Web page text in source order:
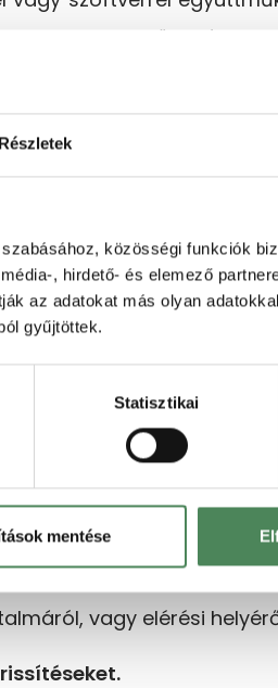
Részletek
közösségi funkciók
, hirdető- és elemező
az adatokat más olyan
gyűjtöttek.
Statisztikai
mentése
együttműködésnek
vagy hardverrel
bármely célra,
és amelyet a
kérdez utána a
szintén köti a
valamennyi
a telepítési
törvény
nyelvű használati és
a termékek mellett
vagy elérési